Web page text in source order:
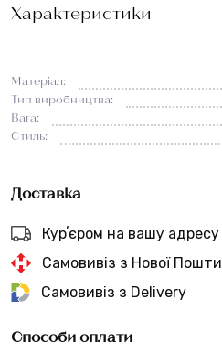
Характеристики
Матеріал:
Тип виробництва:
Вага:
Стиль:
Доставка
Курʼєром на вашу адресу
Самовивіз з Нової Пошти
Самовивіз з Delivery
Способи оплати